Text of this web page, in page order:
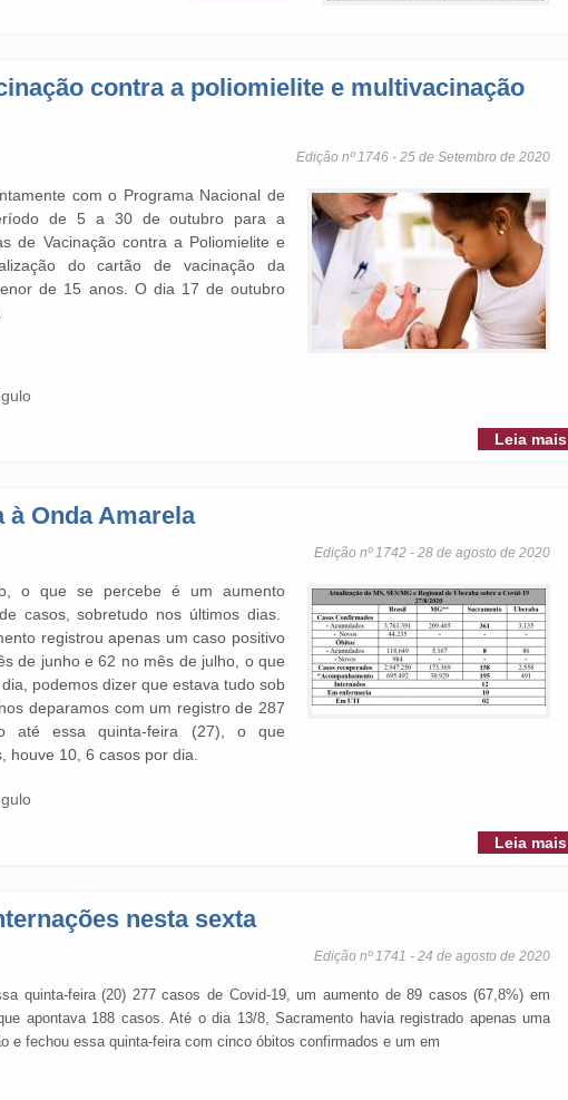
contra a poliomielite e multivacinação
Edição nº 1746 - 25 de Setembro de 2020
com o Programa Nacional de
de 5 a 30 de outubro para a
de Vacinação contra a Poliomielite e
do cartão de vacinação da
de 15 anos. O dia 17 de outubro
Leia mais
Onda Amarela
Edição nº 1742 - 28 de agosto de 2020
o que se percebe é um aumento
casos, sobretudo nos últimos dias.
registrou apenas um caso positivo
de junho e 62 no mês de julho, o que
podemos dizer que estava tudo sob
deparamos com um registro de 287
até essa quinta-feira (27), o que
houve 10, 6 casos por dia.
Leia mais
nesta sexta
Edição nº 1741 - 24 de agosto de 2020
quinta-feira (20) 277 casos de Covid-19, um aumento de 89 casos (67,8%) em
apontava 188 casos. Até o dia 13/8, Sacramento havia registrado apenas uma
e fechou essa quinta-feira com cinco óbitos confirmados e um em